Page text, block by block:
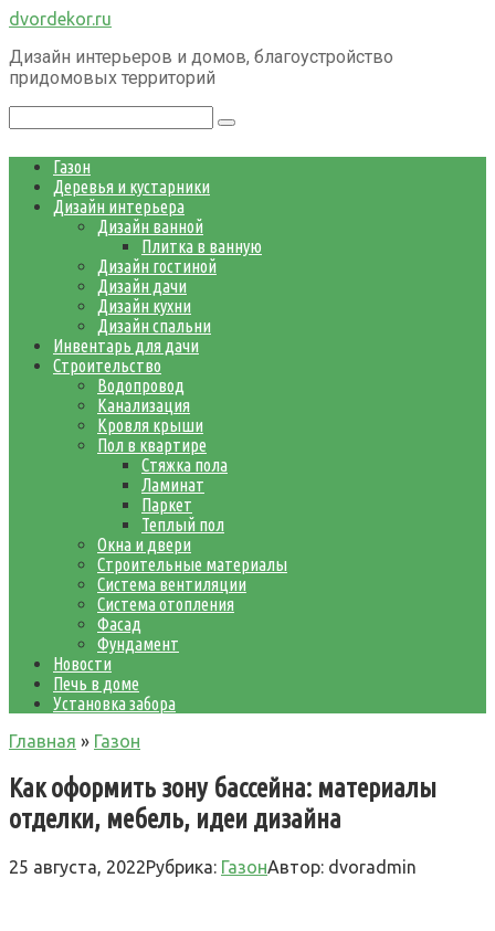
Перейти
контенту
dvordekor.ru
Дизайн интерьеров и домов, благоустройство
придомовых территорий
Газон
Деревья и кустарники
Дизайн интерьера
Дизайн ванной
Плитка в ванную
Дизайн гостиной
Дизайн дачи
Дизайн кухни
Дизайн спальни
Инвентарь для дачи
Строительство
Водопровод
Канализация
Кровля крыши
Пол в квартире
Стяжка пола
Ламинат
Паркет
Теплый пол
Окна и двери
Строительные материалы
Система вентиляции
Система отопления
Фасад
Фундамент
Новости
Печь в доме
Установка забора
Главная » Газон
Как оформить зону бассейна: материалы
отделки, мебель, идеи дизайна
25 августа, 2022Рубрика: ГазонАвтор: dvoradmin